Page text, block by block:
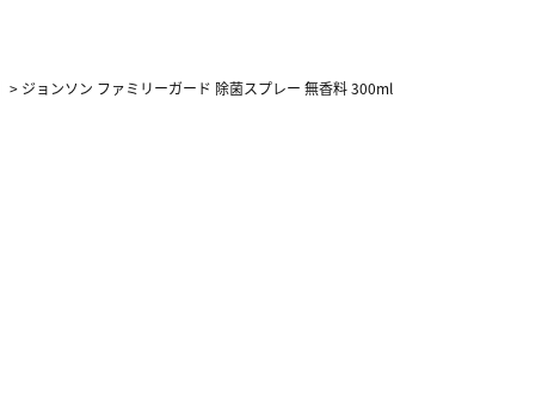
> ジョンソン ファミリーガード 除菌スプレー 無香料 300ml